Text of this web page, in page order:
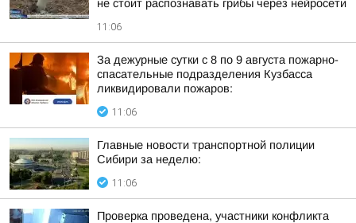
не стоит распознавать грибы через нейросети
11:06
За дежурные сутки с 8 по 9 августа пожарно-
спасательные подразделения Кузбасса
ликвидировали пожаров:
11:06
Главные новости транспортной полиции
Сибири за неделю:
11:06
Проверка проведена, участники конфликта